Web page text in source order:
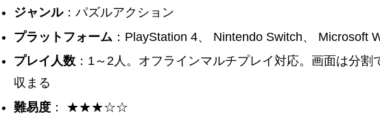
ジャンル：パズルアクション
プラットフォーム ：PlayStation 4、 Nintendo Switch、 Microsoft
プレイ人数：1～2人。オフラインマルチプレイ対応。画面は分割
収まる
難易度： ★★★☆☆